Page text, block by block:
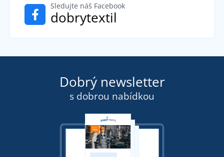
Sledujte náš Facebook
dobrytextil
Dobrý newsletter
s dobrou nabídkou